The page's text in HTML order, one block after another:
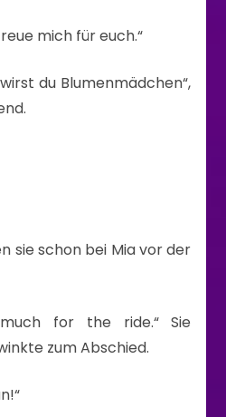
mich für euch.“
du Blumenmädchen“,
sie schon bei Mia vor der
for the ride.“ Sie
zum Abschied.